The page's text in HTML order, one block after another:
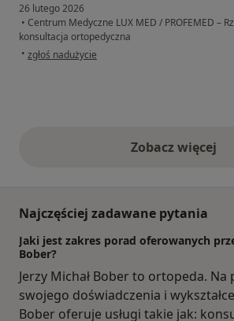
26 lutego 2026
• Centrum Medyczne LUX MED / PROFEMED –
konsultacja ortopedyczna
• w opinii użytkownika Kamil F
zgłoś nadużycie
Zobacz więcej
opinie
Najczęściej zadawane pytania
Jaki jest zakres porad oferowanych
Bober?
Jerzy Michał Bober to ortopeda. Na
swojego doświadczenia i
Bober oferuje usługi takie jak: